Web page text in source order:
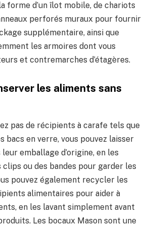
forme d’un îlot mobile, de chariots
perforés muraux pour fournir
supplémentaire, ainsi que
les armoires dont vous
et contremarches d’étagères.
les aliments sans
pas de récipients à carafe tels que
bacs en verre, vous pouvez laisser
emballage d’origine, en les
ou des bandes pour garder les
pouvez également recycler les
alimentaires pour aider à
en les lavant simplement avant
Les bocaux Mason sont une